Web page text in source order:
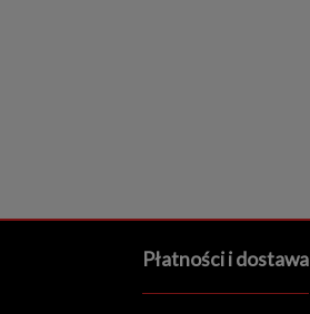
Płatności i dostawa